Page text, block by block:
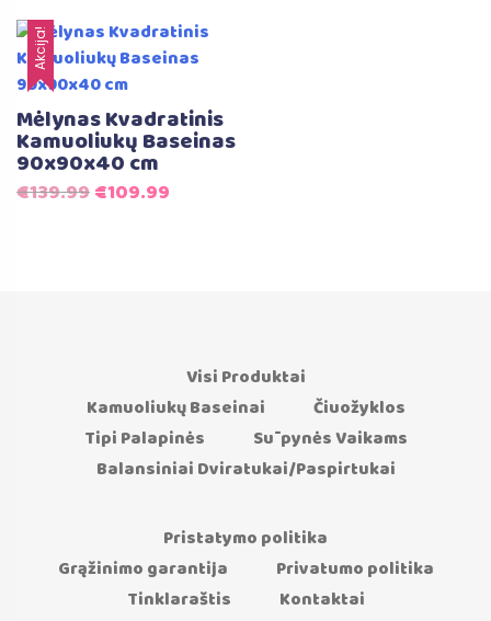
Akcija!
Mėlynas Kvadratinis
Kamuoliukų Baseinas
90x90x40 cm
€139.99Original
€109.99
Visi Produktai
Kamuoliukų Baseinai
Čiuožyklos
Tipi Palapinės
Sūpynės Vaikams
Balansiniai Dviratukai/Paspirtukai
Pristatymo politika
Grąžinimo garantija
Privatumo politika
Tinklaraštis
Kontaktai